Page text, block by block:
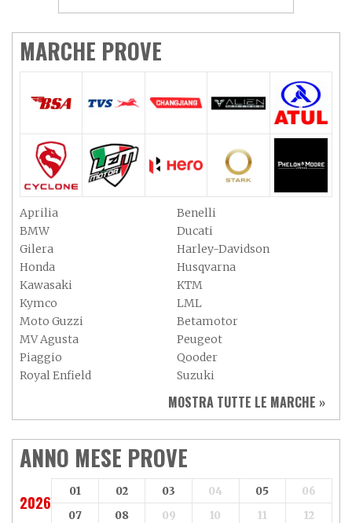
MARCHE PROVE
Aprilia
Benelli
BMW
Ducati
Gilera
Harley-Davidson
Honda
Husqvarna
Kawasaki
KTM
Kymco
LML
Moto Guzzi
Betamotor
MV Agusta
Peugeot
Piaggio
Qooder
Royal Enfield
Suzuki
Triumph
Yamaha
Aeon
Aspes
Axy
Baotian
MOSTRA TUTTE LE MARCHE »
ANNO MESE PROVE
2026
01 02 03 04 05
06
07
08 09 10 11 12